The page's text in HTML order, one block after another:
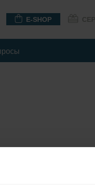
E-SHOP